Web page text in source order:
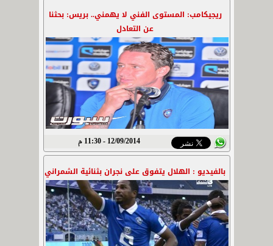
ريجيكامب: المستوى الفني لا يهمني.. بريس: بحثنا
عن التعادل
12/09/2014 - 11:30 م
بالفيديو : الهلال يتفوق على نجران بثنائية الشمراني